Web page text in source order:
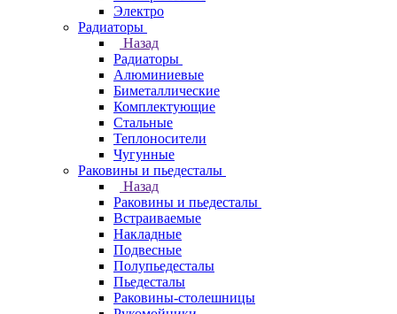
Электро
Радиаторы
Назад
Радиаторы
Алюминиевые
Биметаллические
Комплектующие
Стальные
Теплоносители
Чугунные
Раковины и пьедесталы
Назад
Раковины и пьедесталы
Встраиваемые
Накладные
Подвесные
Полупьедесталы
Пьедесталы
Раковины-столешницы